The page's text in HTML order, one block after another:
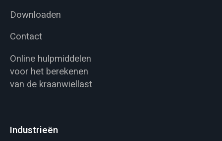
Downloaden
Contact
Online hulpmiddelen
voor het berekenen
van de kraanwiellast
Industrieën